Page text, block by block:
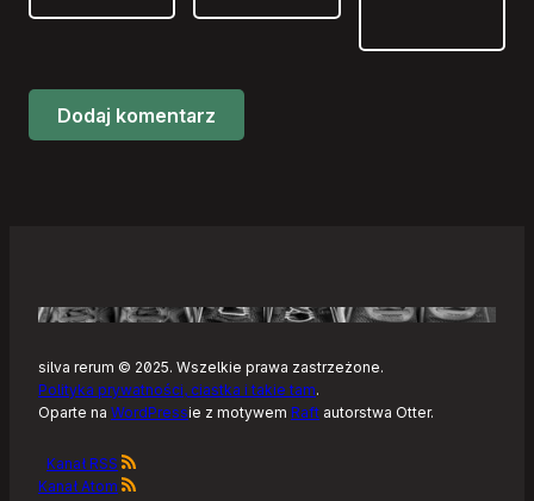
silva rerum © 2025. Wszelkie prawa zastrzeżone.
Polityka prywatności, ciastka i takie tam.
Oparte na WordPressie z motywem Raft autorstwa Otter.
Kanał RSS
Kanał Atom